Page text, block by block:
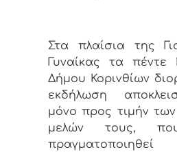
Στα πλαίσια της
Γυναίκας τα
Δήμου Κορινθίων
εκδήλωση
μόνο προς τιμήν
μελών τους,